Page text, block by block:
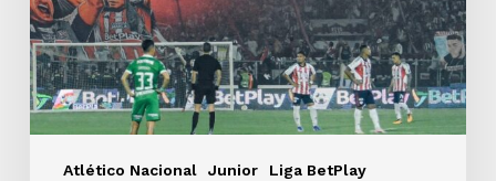
Atlético Nacional Junior Liga BetPlay
a
Atlético
Nacional